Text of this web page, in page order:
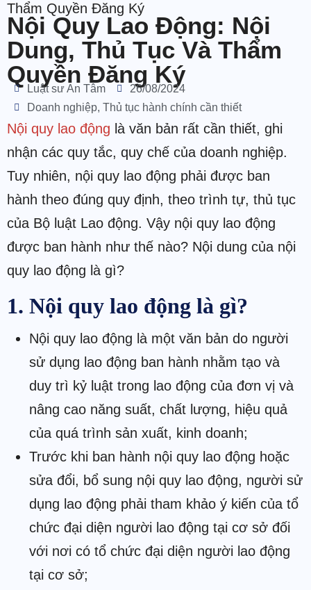
Thẩm Quyền Đăng Ký
Nội Quy Lao Động: Nội
Dung, Thủ Tục Và Thẩm
Quyền Đăng Ký
Luật sư An Tâm
26/08/2024
Doanh nghiệp, Thủ tục hành chính cần thiết
Nội quy lao động là văn bản rất cần thiết, ghi
nhận các quy tắc, quy chế của doanh nghiệp.
Tuy nhiên, nội quy lao động phải được ban
hành theo đúng quy định, theo trình tự, thủ tục
của Bộ luật Lao động. Vậy nội quy lao động
được ban hành như thế nào? Nội dung của nội
quy lao động là gì?
1. Nội quy lao động là gì?
Nội quy lao động là một văn bản do người
sử dụng lao động ban hành nhằm tạo và
duy trì kỷ luật trong lao động của đơn vị và
nâng cao năng suất, chất lượng, hiệu quả
của quá trình sản xuất, kinh doanh;
Trước khi ban hành nội quy lao động hoặc
sửa đổi, bổ sung nội quy lao động, người sử
dụng lao động phải tham khảo ý kiến của tổ
chức đại diện người lao động tại cơ sở đối
với nơi có tổ chức đại diện người lao động
tại cơ sở;